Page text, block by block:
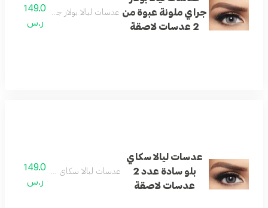
جراي ملونة عبوة من
2 عدسات لاصقة
عدسات ليالا بولار جراي ملونة عبوة من 2 عدسات
149.0
ر.س
عدسات ليالا سكاي
بلو سادة عدد 2
عدسات لاصقة
عدسات ليالا سكاي بلو سادة عدد 2 عدسات لاصقة
149.0
ر.س